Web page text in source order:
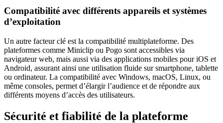
Compatibilité avec différents appareils et systèmes
d’exploitation
Un autre facteur clé est la compatibilité multiplateforme. Des
plateformes comme Miniclip ou Pogo sont accessibles via
navigateur web, mais aussi via des applications mobiles pour iOS et
Android, assurant ainsi une utilisation fluide sur smartphone, tablette
ou ordinateur. La compatibilité avec Windows, macOS, Linux, ou
même consoles, permet d’élargir l’audience et de répondre aux
différents moyens d’accès des utilisateurs.
Sécurité et fiabilité de la plateforme